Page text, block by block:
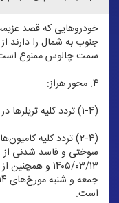
خودرو‌هایی كه قصد
جنوب به شمال را دارند
سمت چالوس ممنوع
۴. محور هراز:
(۱-۴) تردد كلیه تریلر‌ها در محور هراز و بالعكس كماكان ممنوع است.
(۲-۴) تردد كلیه
است.